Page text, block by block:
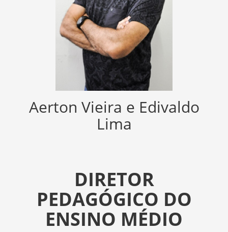
Aerton Vieira e Edivaldo
Lima
DIRETOR
PEDAGÓGICO DO
ENSINO MÉDIO